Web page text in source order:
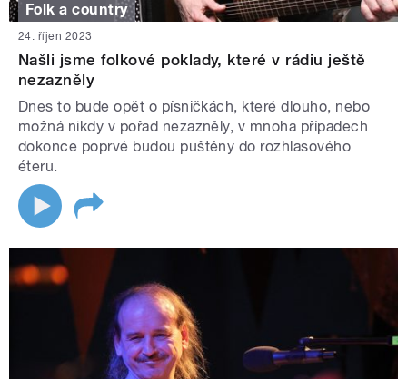
Folk a country
24. říjen 2023
Našli jsme folkové poklady, které v rádiu ještě
nezazněly
Dnes to bude opět o písničkách, které dlouho, nebo
možná nikdy v pořad nezazněly, v mnoha případech
dokonce poprvé budou puštěny do rozhlasového
éteru.